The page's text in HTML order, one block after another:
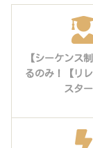
【シーケンス
るのみ！【リ
スター